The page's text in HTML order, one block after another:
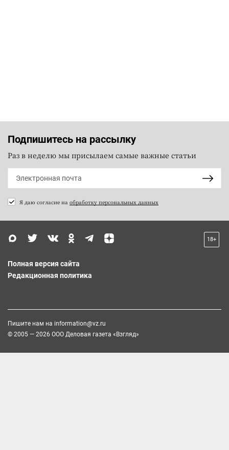
Подпишитесь на рассылку
Раз в неделю мы присылаем самые важные статьи
Я даю согласие на обработку персональных данных
18+
Полная версия сайта
Редакционная политика
Пишите нам на information@vz.ru
© 2005 — 2026 ООО Деловая газета «Взгляд»